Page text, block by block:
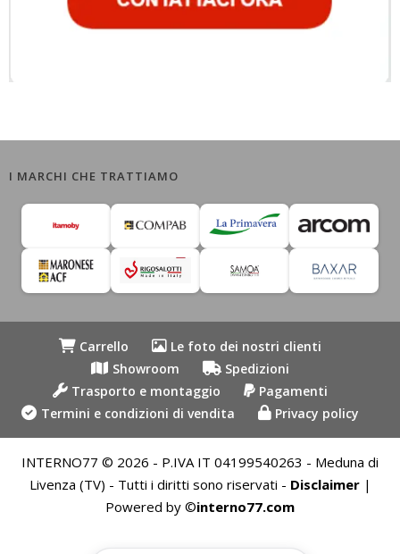
I MARCHI CHE TRATTIAMO
Carrello
Le foto dei nostri clienti
Showroom
Spedizioni
Trasporto e montaggio
Pagamenti
Termini e condizioni di vendita
Privacy policy
INTERNO77 © 2026 - P.IVA IT 04199540263 - Meduna di
Livenza (TV) - Tutti i diritti sono riservati - Disclaimer|
Powered by ©interno77.com